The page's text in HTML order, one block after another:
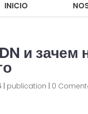
INICIO
INICIO
и
publication 0